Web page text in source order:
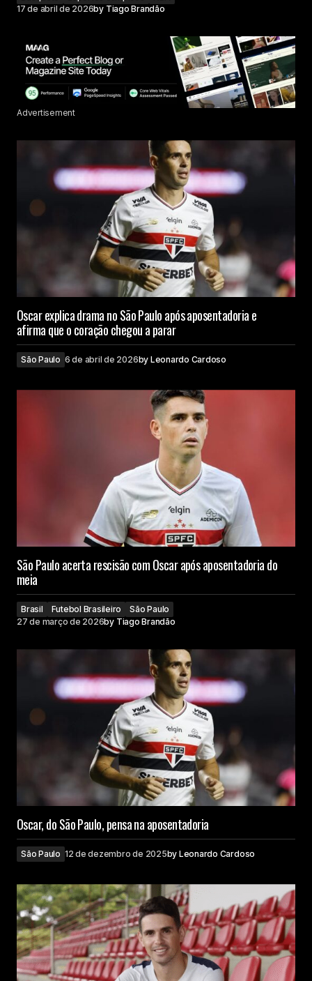
17 de abril de 2026by Tiago Brandão
Advertisement
Oscar explica drama no São Paulo após aposentadoria e
afirma que o coração chegou a parar
São Paulo 6 de abril de 2026by Leonardo Cardoso
São Paulo acerta rescisão com Oscar após aposentadoria do
meia
Brasil Futebol Brasileiro
São Paulo
27 de março de 2026by Tiago Brandão
Oscar, do São Paulo, pensa na aposentadoria
São Paulo 12 de dezembro de 2025by Leonardo Cardoso